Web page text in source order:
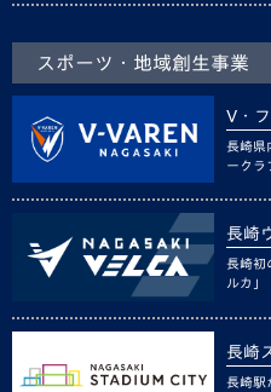
スポーツ・地域創生事業
V・
長崎県
ークラ
長崎
長崎初
ルカ」
長崎
長崎駅